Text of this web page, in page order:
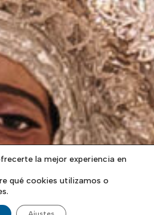
la mejor experiencia en
qué cookies utilizamos o